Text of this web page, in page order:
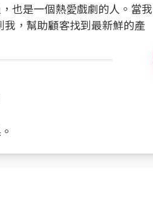
也是一個熱愛戲劇的人。當我
，幫助顧客找到最新鮮的產